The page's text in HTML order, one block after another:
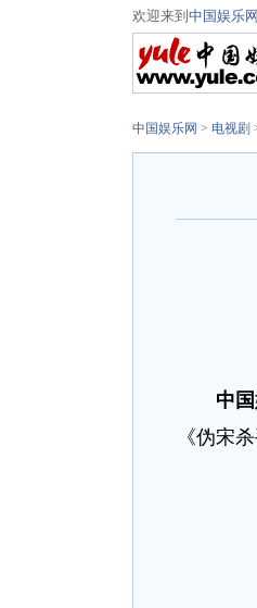
欢迎来到 中国娱乐网
中国娱乐网 > 电视剧
中
《伪宋